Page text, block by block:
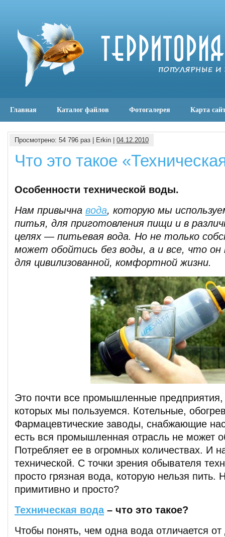
Главная Каталог файлов Фотогалерея Карта
Просмотрено: 54 796 раз | Erkin | 04.12.2010
Что это такое
Особенности технической воды.
Нам привычна вода, которую мы
питья, для приготовления пищи и в
целях — питьевая вода. Но не только
может обойтись без воды, а и все, что он
для цивилизованной, комфортной жизни.
Это почти все промышленные предприятия,
которых мы пользуемся. Котельные,
Фармацевтические заводы, снабжающие
есть вся промышленная отрасль не может
Потребляет ее в огромных количествах. И
технической. С точки зрения обывателя
просто грязная вода, которую нельзя пить.
примитивно и просто?
Техническая вода– что это такое?
Чтобы понять, чем одна вода отличается